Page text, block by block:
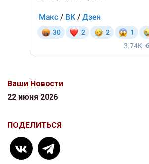
Ваши Новости
22 июня 2026
ПОДЕЛИТЬСЯ